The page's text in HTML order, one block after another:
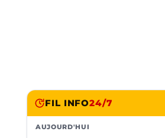
FIL INFO24/7
AUJOURD'HUI